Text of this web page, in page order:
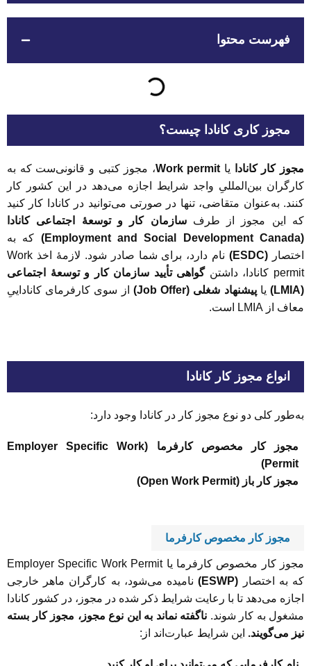
فهرست محتوا
مجوز کاری کانادا چیست؟
مجوز کار کانادا یا Work permit، مجوز کتبی و قانونی‌ست که به
کارگران بین‌المللیِ واجد شرایط اجازه می‌دهد در این کشور کار
کنند. به‌عنوان متقاضی، تنها در صورتی می‌توانید در کانادا کار کنید
که این مجوز از طرفسازمان کار و توسعۀ اجتماعی کانادا
(Employment and Social Development Canada)
که به
اختصار (ESDC) نام دارد، برای شما صادر شود. لازمۀ اخذ Work
permit کانادا، داشتن
گواهی تأیید سازمان کار و توسعۀ اجتماعی
(LMIA)
یاپیشنهاد شغلی (Job Offer)
از سوی کارفرمای کاناداییِ
معاف از LMIA است.
انواع مجوز کار کانادا
به‌طور کلی دو نوع مجوز کار در کانادا وجود دارد:
مجوز کار مخصوص کارفرما (Employer Specific Work
Permit)
مجوز کار باز (Open Work Permit)
مجوز کار مخصوص کارفرما
مجوز کار مخصوص کارفرما یا Employer Specific Work Permit
که به اختصار (ESWP)
نامیده می‌شود، به کارگران ماهر خارجی
اجازه می‌دهد تا با رعایت شرایط ذکر شده در مجوز، در کشور کانادا
مشغول به کار شوند. ناگفته نماند به این نوع مجوز، مجوز کار بسته
نیز می‌گویند. این شرایط عبارت‌اند از: